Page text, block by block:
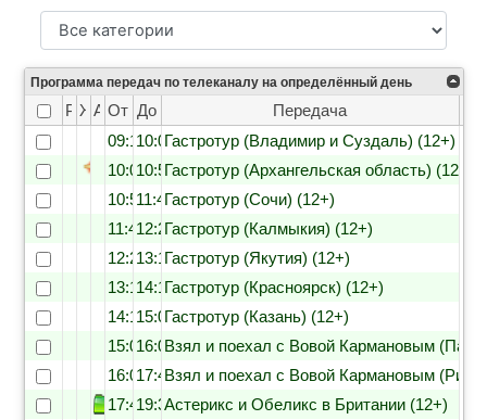
Программа передач по телеканалу на определённый день
Рейтинг
Жанр
Анонс
От До
Передача
09:1510:05Гастротур (Владимир и Суздаль) (12+)
10:0510:55Гастротур (Архангельская область) (12+)
10:5511:45Гастротур (Сочи) (12+)
11:4512:25Гастротур (Калмыкия) (12+)
12:2513:15Гастротур (Якутия) (12+)
13:1514:10Гастротур (Красноярск) (12+)
14:1015:00Гастротур (Казань) (12+)
15:0016:05Взял и поехал с Вовой Кармановым
16:0517:40Взял и поехал с Вовой Кармановым (Рио-
17:4019:30Астерикс и Обеликс в Британии (12+)